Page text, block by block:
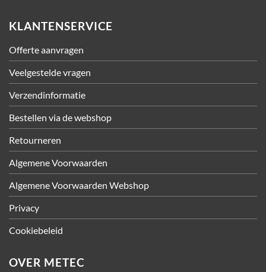
KLANTENSERVICE
Offerte aanvragen
Veelgestelde vragen
Verzendinformatie
Bestellen via de webshop
Retourneren
Algemene Voorwaarden
Algemene Voorwaarden Webshop
Privacy
Cookiebeleid
OVER METEC